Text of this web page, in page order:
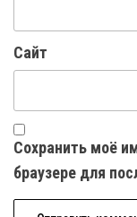
Сайт
Сохранить моё
браузере для